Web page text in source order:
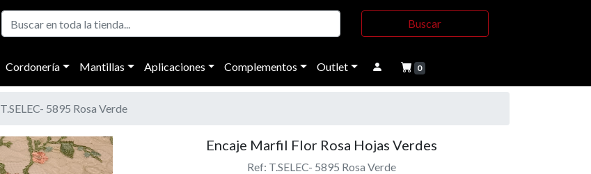
Buscar
Cordonería Mantillas Aplicaciones Complementos Outlet 0
T.SELEC- 5895 Rosa Verde
Encaje Marfil Flor Rosa Hojas Verdes
Ref: T.SELEC- 5895 Rosa Verde